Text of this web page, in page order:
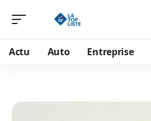
Actu Auto Entreprise